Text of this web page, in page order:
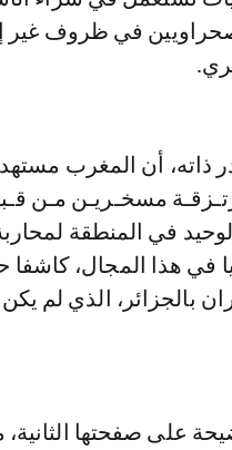
صحراويين في ظروف غير
حسب المصدر ذاته، أن المغرب
مسخـريـن مـن
في المنطقة لمحاربة
في هذا المجال،
بالجزائر، الذي لم
على صفحتها